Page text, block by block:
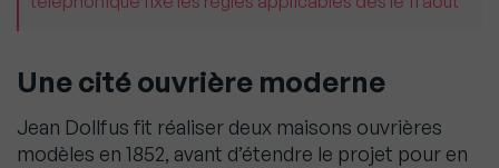
Une cité ouvrière moderne
Jean Dollfus fit réaliser deux maisons ouvrières
modèles en 1852, avant d’étendre le projet pour en